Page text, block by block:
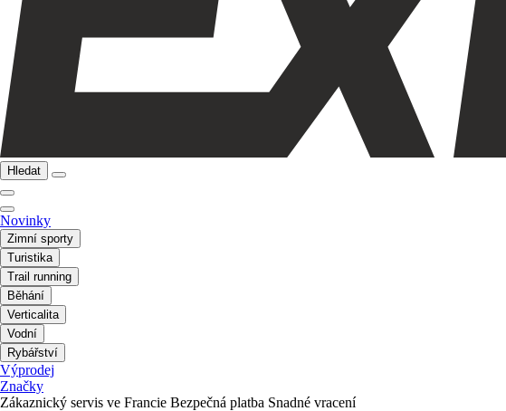
Hledat
Novinky
Zimní sporty
Turistika
Trail running
Běhání
Verticalita
Vodní
Rybářství
Výprodej
Značky
Zákaznický servis ve Francie Bezpečná platba Snadné vracení